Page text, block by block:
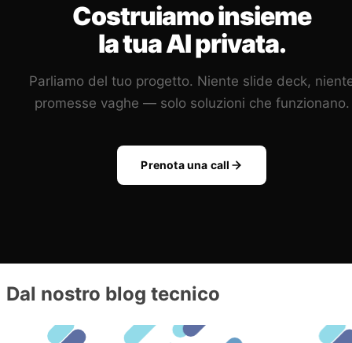
Costruiamo insieme
la tua AI privata.
Parliamo del tuo progetto. Niente slide deck,
promesse vaghe — solo soluzioni che funzionano.
Prenota una call
Dal nostro blog tecnico